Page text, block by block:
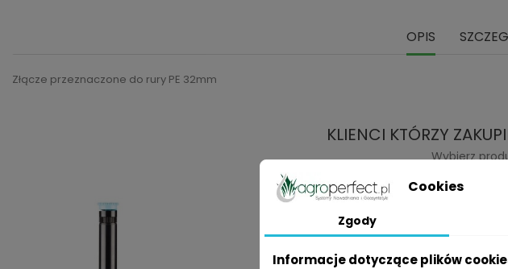
OPIS
Złącze przeznaczone do rury PE 32mm
KLIENCI KTÓRZY
Wybierz
Cookies
Zgody
Informacje dotyczące plików